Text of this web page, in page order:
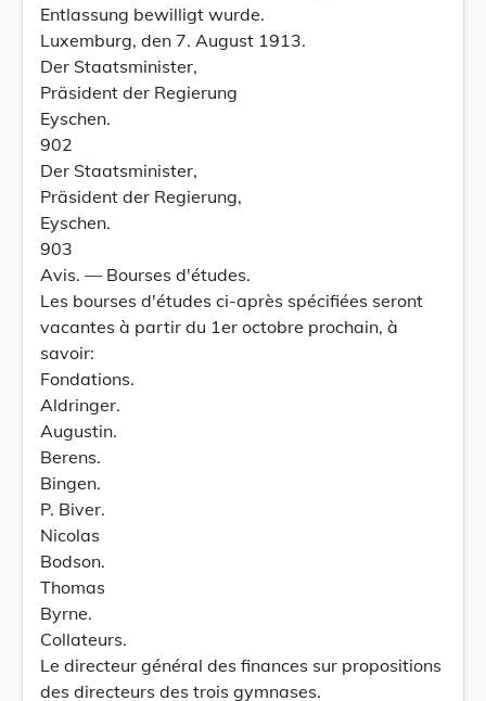
Entlassung bewilligt wurde.
Luxemburg, den 7. August 1913.
Der Staatsminister,
Präsident der Regierung
Eyschen.
902
Der Staatsminister,
Präsident der Regierung,
Eyschen.
903
Avis. — Bourses d'études.
Les bourses d'études ci-après spécifiées seront
vacantes à partir du 1er octobre prochain, à
savoir:
Fondations.
Aldringer.
Augustin.
Berens.
Bingen.
P. Biver.
Nicolas
Bodson.
Thomas
Byrne.
Collateurs.
Le directeur général des finances sur propositions
des directeurs des trois gymnases.